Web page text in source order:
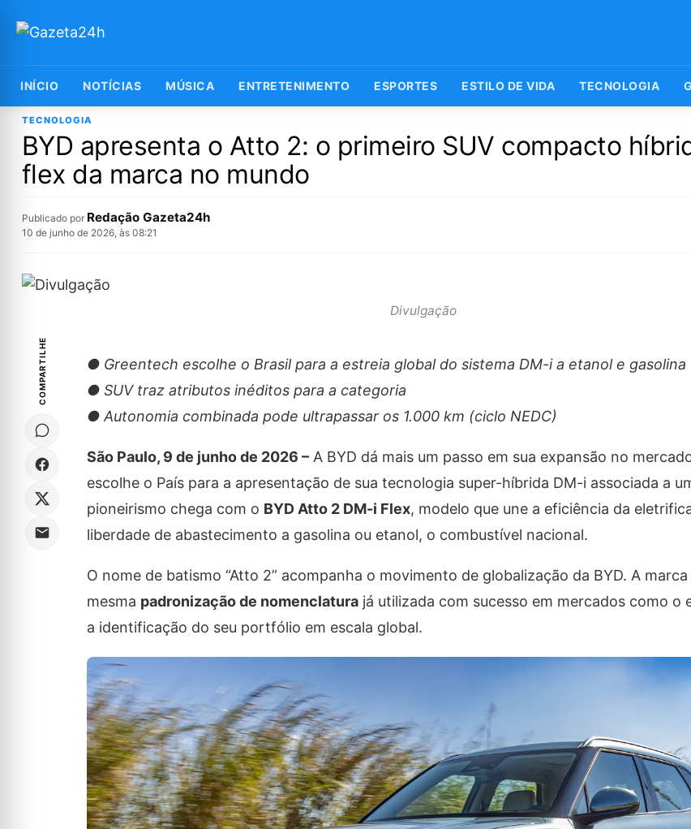
INÍCIO NOTÍCIAS MÚSICA ENTRETENIMENTO ESPORTES ESTILO DE VIDA TECNOLOGIA
TECNOLOGIA
BYD apresenta o Atto 2: o primeiro SUV compacto
flex da marca no mundo
Publicado por Redação Gazeta24h
10 de junho de 2026, às 08:21
Divulgação
COMPARTILHE
● Greentech escolhe o Brasil para a estreia global do sistema DM-i a etanol e gasolina
● SUV traz atributos inéditos para a categoria
● Autonomia combinada pode ultrapassar os 1.000 km (ciclo NEDC)
São Paulo, 9 de junho de 2026 –A BYD dá mais um passo em sua expansão no
escolhe o País para a apresentação de sua tecnologia super-híbrida DM-i associada a
pioneirismo chega com o BYD Atto 2 DM-i Flex, modelo que une a eficiência da
liberdade de abastecimento a gasolina ou etanol, o combustível nacional.
O nome de batismo “Atto 2” acompanha o movimento de globalização da BYD. A
mesma padronização de nomenclaturajá utilizada com sucesso em mercados como o
a identificação do seu portfólio em escala global.